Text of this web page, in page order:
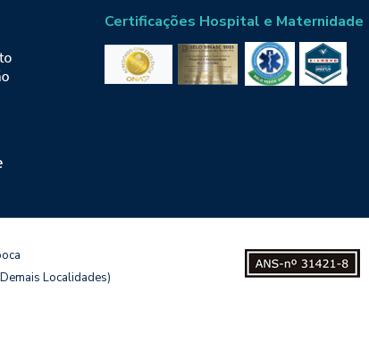
Certificações Hospital e Maternidade
Localidades)